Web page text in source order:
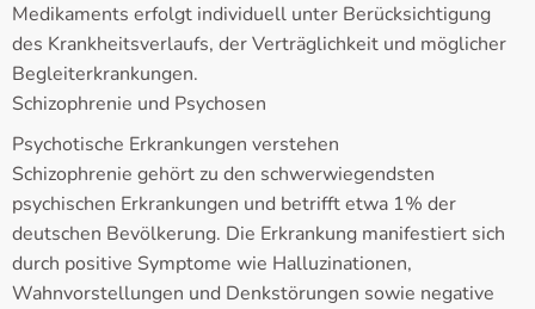
Medikaments erfolgt individuell unter Berücksichtigung
des Krankheitsverlaufs, der Verträglichkeit und möglicher
Begleiterkrankungen.
Schizophrenie und Psychosen
Psychotische Erkrankungen verstehen
Schizophrenie gehört zu den schwerwiegendsten
psychischen Erkrankungen und betrifft etwa 1% der
deutschen Bevölkerung. Die Erkrankung manifestiert sich
durch positive Symptome wie Halluzinationen,
Wahnvorstellungen und Denkstörungen sowie negative